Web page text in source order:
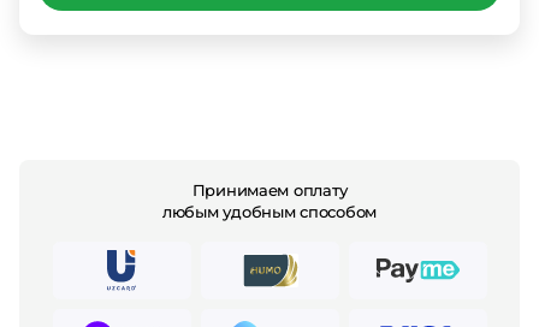
Принимаем оплату
любым удобным способом